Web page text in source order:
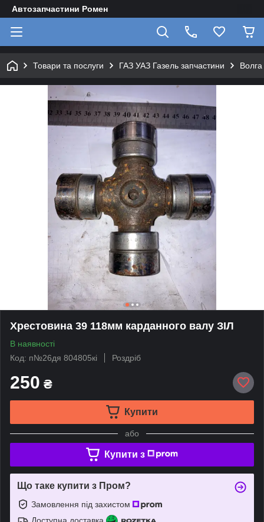
Автозапчастини Ромен
Товари та послуги ГАЗ УАЗ Газель запчастини
Хрестовина 39 118мм карданного валу ЗІЛ
В наявності
Код: п№26дя 804805кі
Роздріб
250 ₴
Купити
або
Купити з
Що таке купити з Пром?
Замовлення під захистом
Доступна доставка